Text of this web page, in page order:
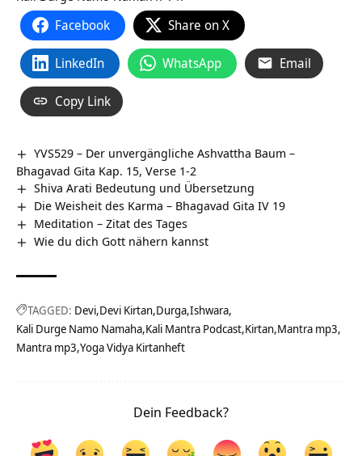
Facebook Share on X
LinkedIn WhatsApp Email
Copy Link
YVS529 – Der unvergängliche Ashvattha Baum –
Bhagavad Gita Kap. 15, Verse 1-2
Shiva Arati Bedeutung und Übersetzung
Die Weisheit des Karma – Bhagavad Gita IV 19
Meditation – Zitat des Tages
Wie du dich Gott nähern kannst
TAGGED: Devi Devi Kirtan Durga Ishwara
Kali Durge Namo Namaha Kali Mantra Podcast Kirtan Mantra mp3
Mantra mp3 Yoga Vidya Kirtanheft
Dein Feedback?